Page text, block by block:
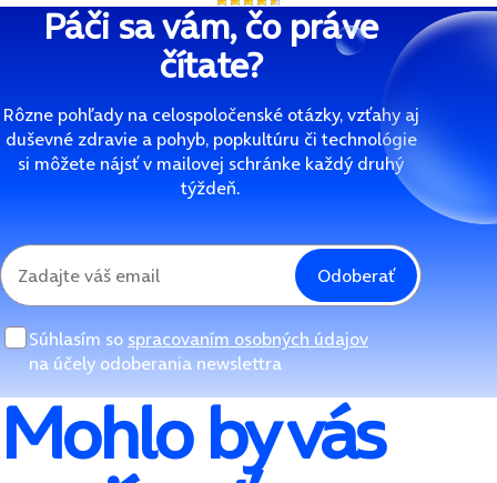
Páči sa vám, čo práve
čítate?
Rôzne pohľady na celospoločenské otázky, vzťahy aj
duševné zdravie a pohyb, popkultúru či technológie
si môžete nájsť v mailovej schránke každý druhý
týždeň.
Odoberať
Súhlasím so spracovaním osobných údajov
na účely odoberania newslettra
Mohlo by vás